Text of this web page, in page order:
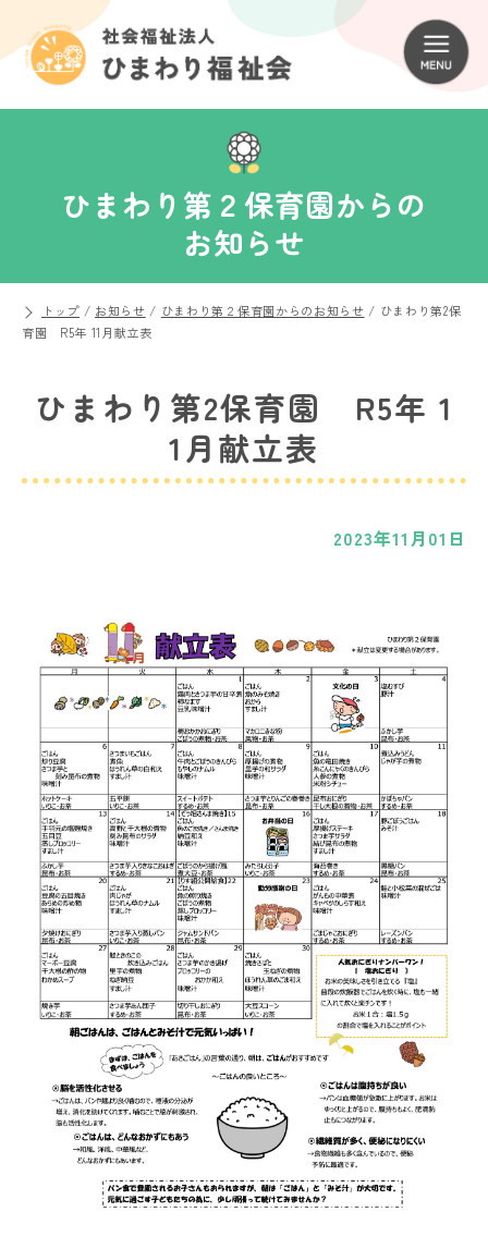
ひまわり第２保育園からの
お知らせ
トップ / お知らせ / ひまわり第２保育園からのお知らせ / ひまわり第2保
育園 R5年 11月献立表
ひまわり第2保育園 R5年 1
1月献立表
2023年11月01日